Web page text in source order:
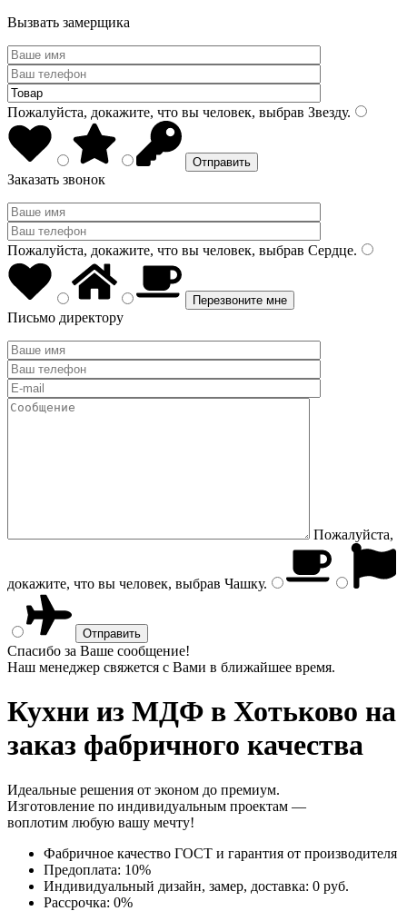
Вызвать замерщика
Пожалуйста, докажите, что вы человек, выбрав Звезду.
Заказать звонок
Пожалуйста, докажите, что вы человек, выбрав Сердце.
Письмо директору
Пожалуйста,
докажите, что вы человек, выбрав Чашку.
Спасибо за Ваше сообщение!
Наш менеджер свяжется с Вами в ближайшее время.
Кухни из МДФ в Хотьково на
заказ фабричного качества
Идеальные решения от эконом до премиум.
Изготовление по индивидуальным проектам —
воплотим любую вашу мечту!
Фабричное качество ГОСТ и гарантия от производителя
Предоплата: 10%
Индивидуальный дизайн, замер, доставка: 0 руб.
Рассрочка: 0%